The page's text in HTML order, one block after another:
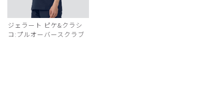
ジェラート ピケ&クラシ
コ:プルオーバースクラブ